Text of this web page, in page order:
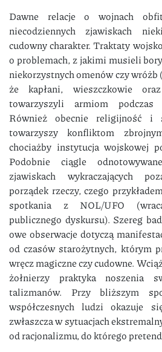
Dawne relacje o wojnach
niecodziennych zjawiskach
cudowny charakter. Traktaty
o problemach, z jakimi musieli
niekorzystnych omenów czy
że kapłani, wieszczkowie
towarzyszyli armiom podczas
Również obecnie religijność i
towarzyszy konfliktom
chociażby instytucja wojskowej
Podobnie ciągle
zjawiskach wykraczających
porządek rzeczy, czego
spotkania z NOL/UFO
publicznego dyskursu). Szereg
owe obserwacje dotyczą
od czasów starożytnych, którym
wręcz magiczne czy cudowne.
żołnierzy praktyka noszenia
talizmanów. Przy bliższym
współczesnych ludzi okazuje
zwłaszcza w sytuacjach
od racjonalizmu, do którego